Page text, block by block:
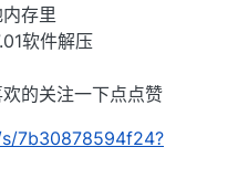
存里
软件解压
的关注一下点点赞
7b30878594f24?